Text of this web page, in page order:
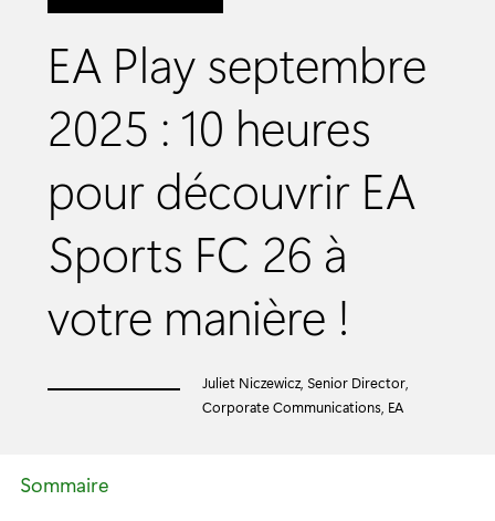
EA Play septembre
2025 : 10 heures
pour découvrir EA
Sports FC 26 à
votre manière !
Juliet Niczewicz, Senior Director,
Corporate Communications, EA
Sommaire